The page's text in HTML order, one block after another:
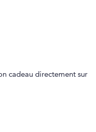
cadeau directement sur